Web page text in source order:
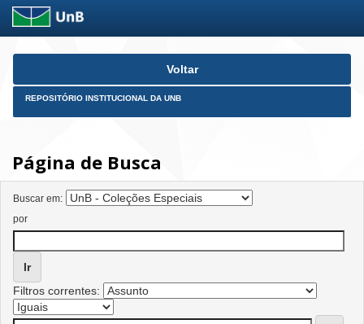
Skip
Voltar
REPOSITÓRIO INSTITUCIONAL DA UNB
Página de Busca
Buscar em:
por
Filtros correntes: